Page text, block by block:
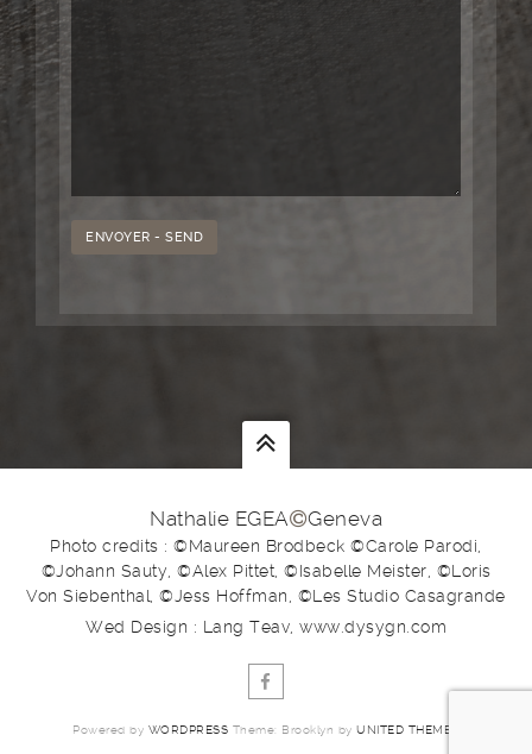
Nathalie EGEA Geneva
Photo credits : ©Maureen Brodbeck ©Carole Parodi,
©Johann Sauty, ©Alex Pittet, ©Isabelle Meister, ©Loris
Von Siebenthal, ©Jess Hoffman, ©Les Studio Casagrande
Wed Design : Lang Teav, www.dysygn.com
Powered by WORDPRESS Theme: Brooklyn byUNITED THEMES